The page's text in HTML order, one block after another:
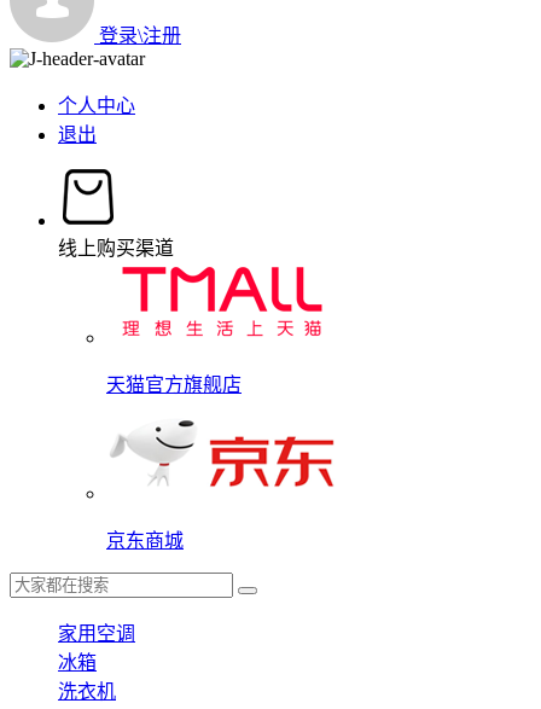
登录\注册
个人中心
退出
线上购买渠道
天猫官方旗舰店
京东商城
家用空调
冰箱
洗衣机